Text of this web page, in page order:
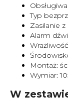
Typ
Zasilanie
Alarm
Montaż:
Wymiar:
W